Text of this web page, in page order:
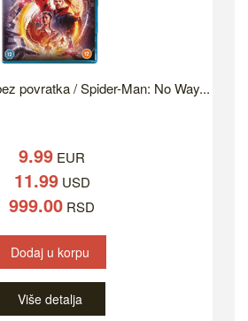
povratka / Spider-Man: No Way...
9.99 EUR
11.99USD
999.00 RSD
Dodaj u korpu
Više detalja